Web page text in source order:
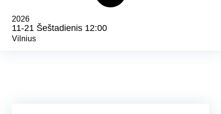
2026
11-21 Šeštadienis 12:00
Vilnius